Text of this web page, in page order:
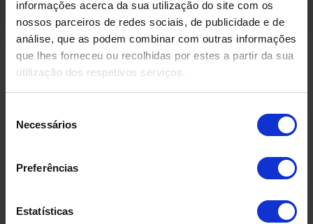
informações acerca da sua utilização do site com os
nossos parceiros de redes sociais, de publicidade e de
análise, que as podem combinar com outras informações
que lhes forneceu ou recolhidas por estes a partir da sua
utilização dos respetivos serviços.
Necessários
Preferências
Estatísticas
Produtos Relacionados